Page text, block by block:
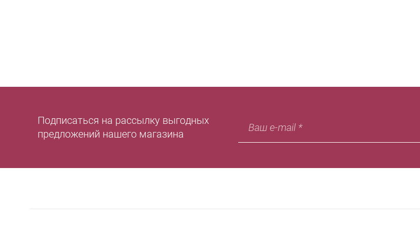
Подписаться на рассылку выгодных
предложений нашего магазина